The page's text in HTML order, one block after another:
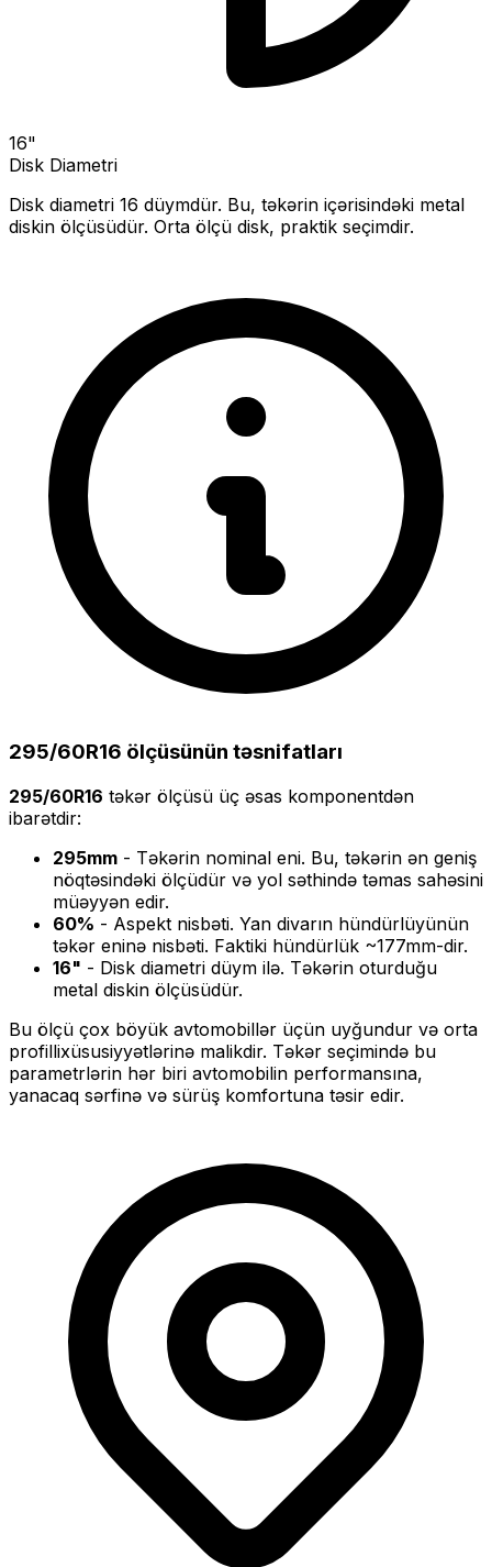
16"
Disk Diametri
Disk diametri 16 düymdür. Bu, təkərin içərisindəki metal
diskin ölçüsüdür. Orta ölçü disk, praktik seçimdir.
295/60R16 ölçüsünün təsnifatları
295/60R16 təkər ölçüsü üç əsas komponentdən
ibarətdir:
295mm - Təkərin nominal eni. Bu, təkərin ən geniş
nöqtəsindəki ölçüdür və yol səthində təmas sahəsini
müəyyən edir.
60% - Aspekt nisbəti. Yan divarın hündürlüyünün
təkər eninə nisbəti. Faktiki hündürlük ~177mm-dir.
16" - Disk diametri düym ilə. Təkərin oturduğu
metal diskin ölçüsüdür.
Bu ölçü çox böyük avtomobillər üçün uyğundur və orta
profillixüsusiyyətlərinə malikdir. Təkər seçimində bu
parametrlərin hər biri avtomobilin performansına,
yanacaq sərfinə və sürüş komfortuna təsir edir.